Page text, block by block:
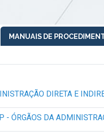
MANUAIS DE
DIRETA E
ÓRGÃOS DA